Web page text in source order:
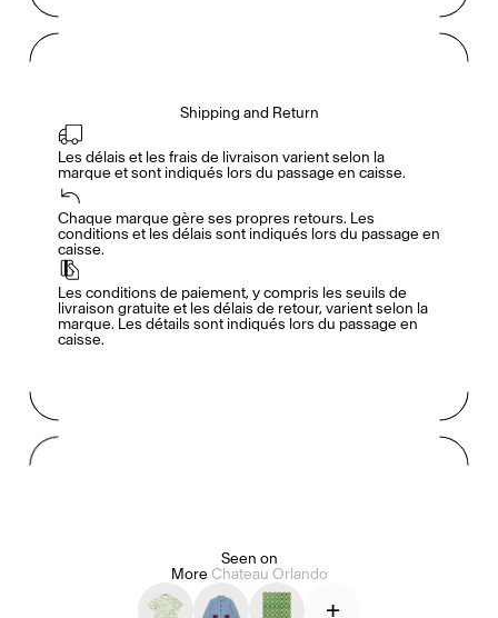
En/Fr
Accès complet pour les membres
Arman Naféei James Massiah
Shipping and Return
Les délais et les frais de livraison varient selon la
marque et sont indiqués lors du passage en caisse.
Chaque marque gère ses propres retours. Les
conditions et les délais sont indiqués lors du passage en
caisse.
Les conditions de paiement, y compris les seuils de
livraison gratuite et les délais de retour, varient selon la
marque. Les détails sont indiqués lors du passage en
caisse.
Seen on
More Chateau Orlando
+